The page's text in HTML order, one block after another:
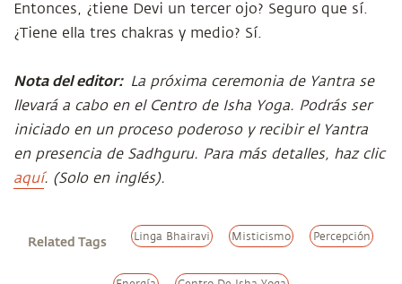
Entonces, ¿tiene Devi un tercer ojo? Seguro que sí.
¿Tiene ella tres chakras y medio? Sí.
Nota del editor: La próxima ceremonia de Yantra se
llevará a cabo en el Centro de Isha Yoga. Podrás ser
iniciado en un proceso poderoso y recibir el Yantra
en presencia de Sadhguru. Para más detalles, haz clic
aquí. (Solo en inglés).
Related Tags Linga Bhairavi Misticismo Percepción